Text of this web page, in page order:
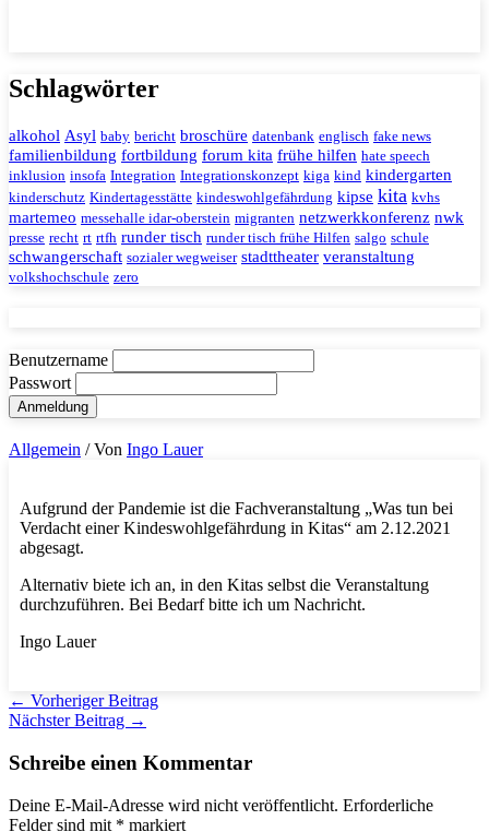
Schlagwörter
alkohol Asyl baby bericht broschüre datenbank englisch fake news
familienbildung fortbildung forum kita frühe hilfen hate speech
inklusion insofa Integration Integrationskonzept kiga kind kindergarten
kinderschutz Kindertagesstätte kindeswohlgefährdung kipse kita kvhs
martemeo messehalle idar-oberstein migranten netzwerkkonferenz nwk
presse recht rt rtfh runder tisch runder tisch frühe Hilfen salgo schule
schwangerschaft sozialer wegweiser stadttheater veranstaltung
volkshochschule zero
Benutzername
Passwort
Allgemein / Von Ingo Lauer
Aufgrund der Pandemie ist die Fachveranstaltung „Was tun bei
Verdacht einer Kindeswohlgefährdung in Kitas“ am 2.12.2021
abgesagt.
Alternativ biete ich an, in den Kitas selbst die Veranstaltung
durchzuführen. Bei Bedarf bitte ich um Nachricht.
Ingo Lauer
← Vorheriger Beitrag
Nächster Beitrag →
Schreibe einen Kommentar
Deine E-Mail-Adresse wird nicht veröffentlicht. Erforderliche
Felder sind mit * markiert